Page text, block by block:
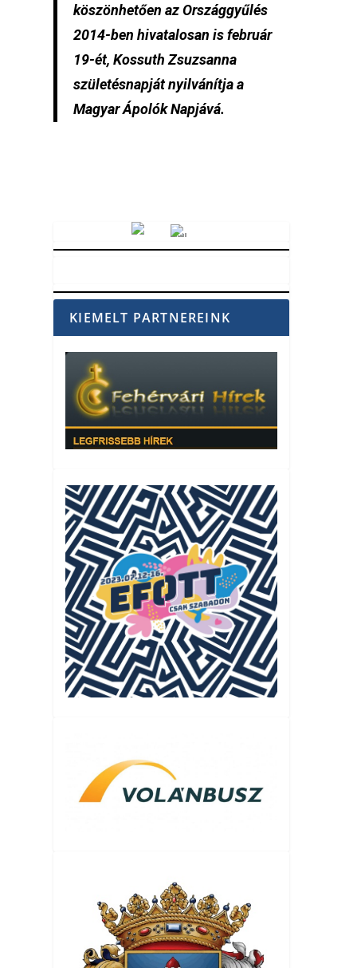
köszönhetően az Országgyűlés
2014-ben hivatalosan is február
19-ét, Kossuth Zsuzsanna
születésnapját nyilvánítja a
Magyar Ápolók Napjává.
KIEMELT PARTNEREINK